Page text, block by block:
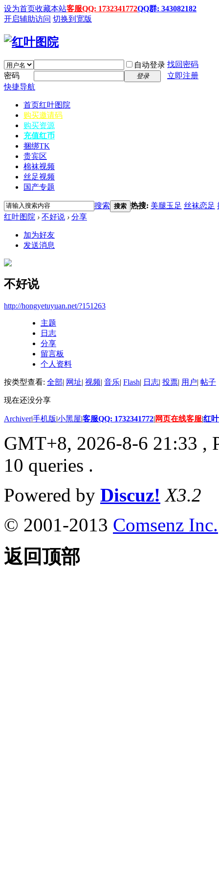
设为首页收藏本站客服QQ: 1732341772QQ群: 343082182
开启辅助访问 切换到宽版
自动登录 找回密码
密码
登录
立即注册
快捷导航
首页红叶图院
购买邀请码
购买资源
充值红币
捆绑TK
贵宾区
棉袜视频
丝足视频
国产专题
搜索 搜索 热搜: 美腿玉足 丝袜恋足
红叶图院 › 不好说 › 分享
加为好友
发送消息
不好说
http://hongyetuyuan.net/?151263
主题
日志
分享
留言板
个人资料
按类型查看: 全部| 网址| 视频| 音乐| Flash| 日志| 投票| 用户| 帖子
现在还没分享
Archiver|手机版|小黑屋|客服QQ: 1732341772| 网页在线客服|红
GMT+8, 2026-8-6 21:33 ,
10 queries .
Powered by Discuz! X3.2
© 2001-2013 Comsenz Inc.
返回顶部